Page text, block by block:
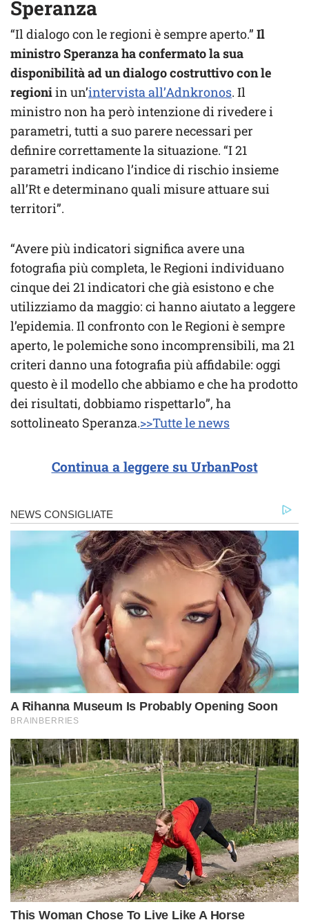
Speranza
“Il dialogo con le regioni è sempre aperto.” Il
ministro Speranza ha confermato la sua
disponibilità ad un dialogo costruttivo con le
regioniin un’intervista all’Adnkronos. Il
ministro non ha però intenzione di rivedere i
parametri, tutti a suo parere necessari per
definire correttamente la situazione. “I 21
parametri indicano l’indice di rischio insieme
all’Rt e determinano quali misure attuare sui
territori”.
“Avere più indicatori significa avere una
fotografia più completa, le Regioni individuano
cinque dei 21 indicatori che già esistono e che
utilizziamo da maggio: ci hanno aiutato a leggere
l’epidemia. Il confronto con le Regioni è sempre
aperto, le polemiche sono incomprensibili, ma 21
criteri danno una fotografia più affidabile: oggi
questo è il modello che abbiamo e che ha prodotto
dei risultati, dobbiamo rispettarlo”, ha
sottolineato Speranza.>>Tutte le news
Continua a leggere su UrbanPost